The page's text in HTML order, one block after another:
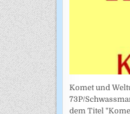
Komet und
73P/
dem Titel